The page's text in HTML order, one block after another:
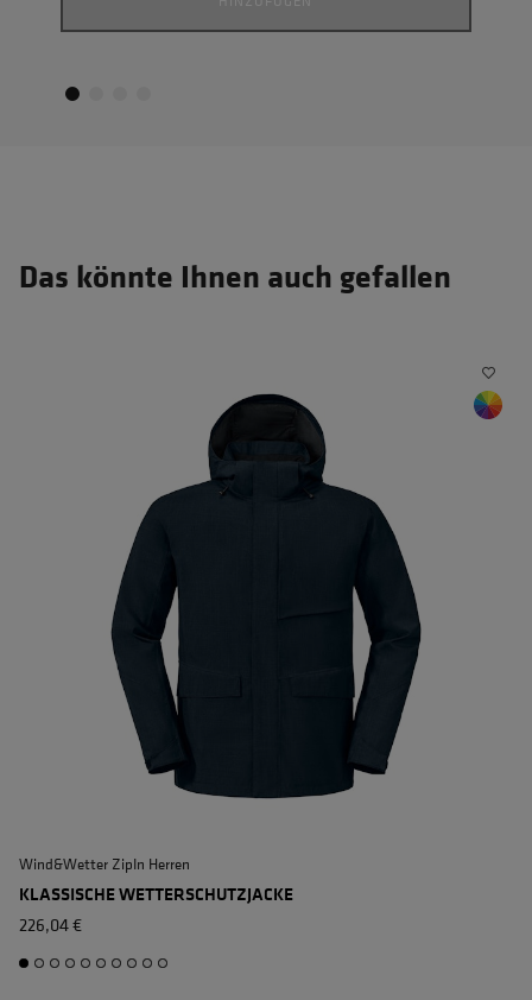
Das könnte Ihnen auch gefallen
Wind&Wetter ZipIn Herren
KLASSISCHE WETTERSCHUTZJACKE
226,04 €